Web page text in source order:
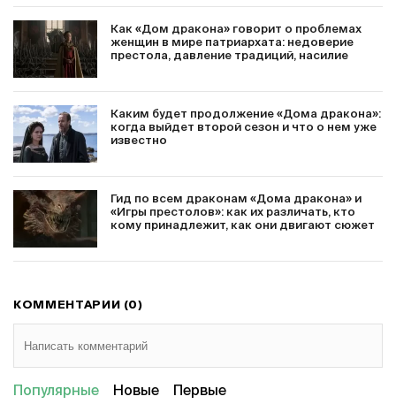
Как «Дом дракона» говорит о проблемах
женщин в мире патриархата: недоверие
престола, давление традиций, насилие
Каким будет продолжение «Дома дракона»:
когда выйдет второй сезон и что о нем уже
известно
Гид по всем драконам «Дома дракона» и
«Игры престолов»: как их различать, кто
кому принадлежит, как они двигают сюжет
КОММЕНТАРИИ (0)
Популярные Новые Первые